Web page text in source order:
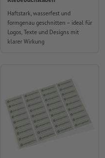
Haftstark, wasserfest und
formgenau geschnitten – ideal für
Logos, Texte und Designs mit
klarer Wirkung